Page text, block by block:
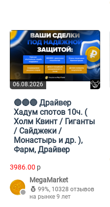
06.08.2026
🔵🔵🔵 Драйвер
Хадум спотов 10ч. (
Холм Квинт / Гиганты
/ Сайджеки /
Монастырь и др. ),
Фарм, Драйвер
3986.00 p
MegaMarket
99%, 10328 отзывов
на рынке 9 лет